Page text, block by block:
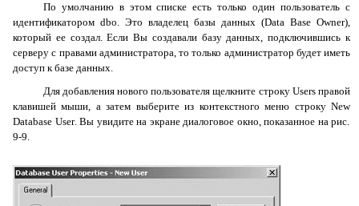
По умолчанию в этом списке есть только один пользователь с
идентификатором dbo. Это владелец базы данных (Data Base Owner),
который ее создал. Если Вы создавали базу данных, подключившись к
серверу с правами администратора, то только администратор будет иметь
доступ к базе данных.
Для добавления нового пользователя щелкните строку Usersправой
клавишей мыши, а затем выберите из контекстного меню строку New
Database User. Вы увидите на экране диалоговое окно, показанное на рис.
9-9.